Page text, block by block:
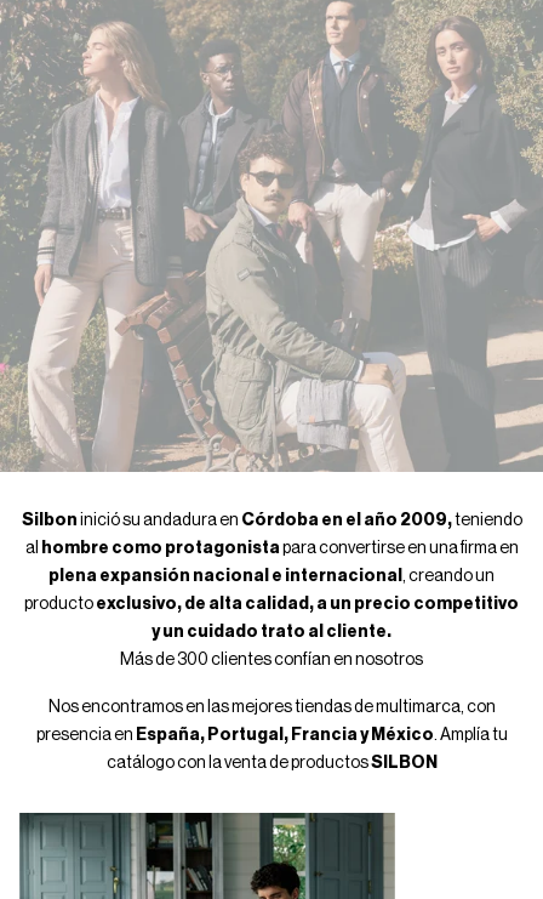
Silbon inició su andadura en Córdoba en el año 2009,teniendo
al hombre como protagonista para convertirse en una firma en
plena expansión nacional e internacional , creando un
producto exclusivo, de alta calidad, a un precio competitivo
y un cuidado trato al cliente.
Más de 300 clientes confían en nosotros
Nos encontramos en las mejores tiendas de multimarca, con
presencia en España, Portugal, Francia y México. Amplía tu
catálogo con la venta de productosSILBON